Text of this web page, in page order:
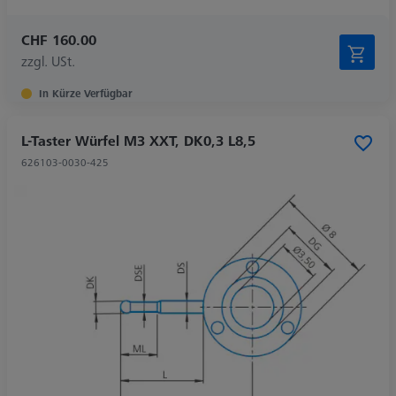
CHF 160.00
zzgl. USt.
In Kürze Verfügbar
L-Taster Würfel M3 XXT, DK0,3 L8,5
626103-0030-425